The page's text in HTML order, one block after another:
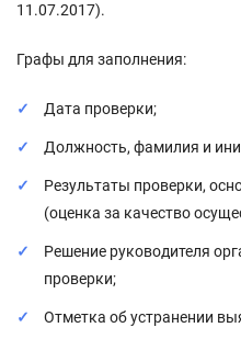
11.07.2017).
Графы для заполнения:
Дата проверки;
Должность, фамилия и
Результаты проверки,
(оценка за качество
Решение руководителя
проверки;
Отметка об устранении